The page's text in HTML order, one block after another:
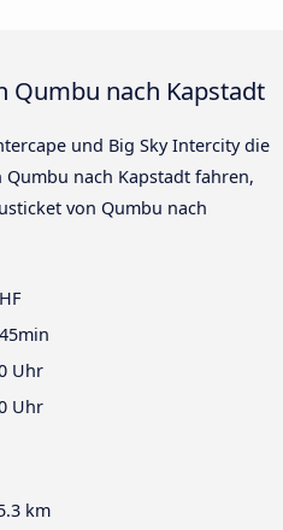
Qumbu nach Kapstadt
und Big Sky Intercity die
nach Kapstadt fahren,
von Qumbu nach
Uhr
Uhr
km